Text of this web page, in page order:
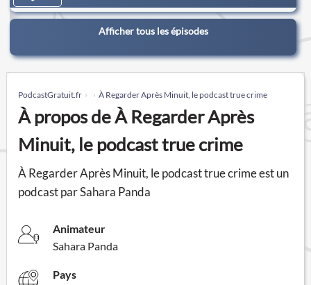
Afficher tous les épisodes
PodcastGratuit.fr À Regarder Après Minuit, le podcast true crime
À propos de À Regarder Après
Minuit, le podcast true crime
À Regarder Après Minuit, le podcast true crime est un
podcast par Sahara Panda
Animateur
Sahara Panda
Pays